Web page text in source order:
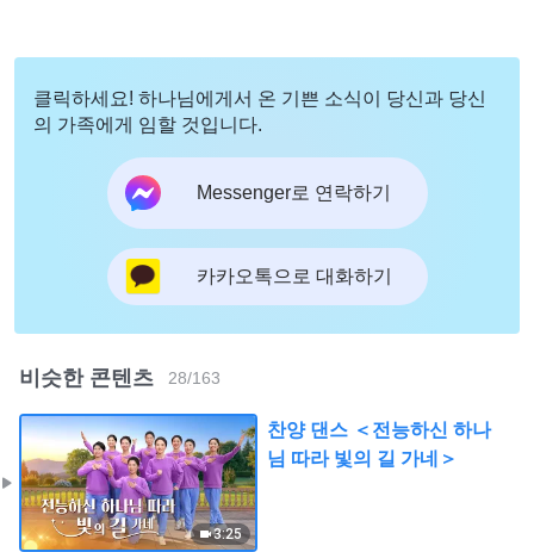
클릭하세요! 하나님에게서 온 기쁜 소식이 당신과 당신
의 가족에게 임할 것입니다.
Messenger로 연락하기
카카오톡으로 대화하기
비슷한 콘텐츠 28/163
3:25
찬양 댄스 ＜전능하신 하나
님 따라 빛의 길 가네＞